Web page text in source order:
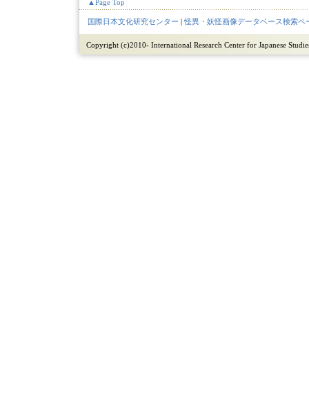
▲Page Top
国際日本文化研究センター |怪異・妖怪画像データベース検索ペ
Copyright (c)2010- International Research Center for Japanese